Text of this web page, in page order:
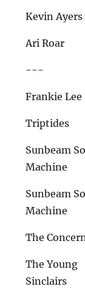
Kevin Ayers
Ari Roar
---
Frankie Lee
Triptides
Sunbeam
Machine
Sunbeam
Machine
The
The Young
Sinclairs